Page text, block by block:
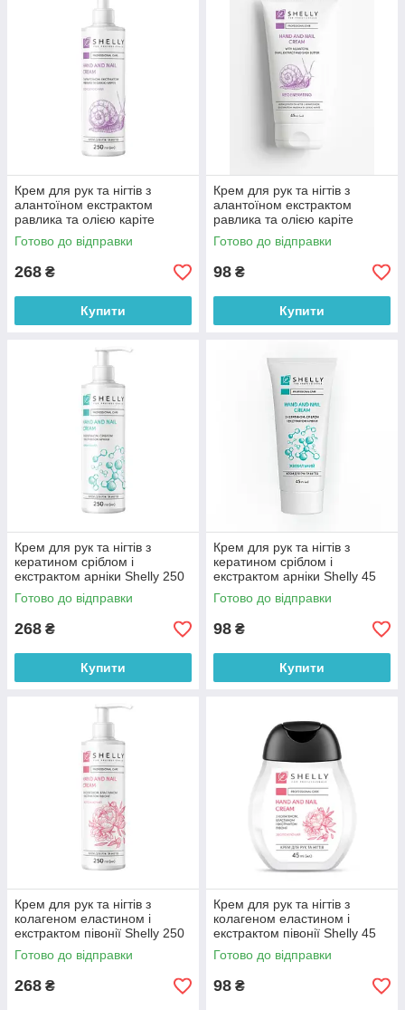
Крем для рук та нігтів з
алантоїном екстрактом
равлика та олією каріте
Shelly 250 мл
Готово до відправки
268 ₴
Купити
Крем для рук та нігтів з
алантоїном екстрактом
равлика та олією каріте
Shelly 45 мл
Готово до відправки
98 ₴
Купити
Крем для рук та нігтів з
кератином сріблом і
екстрактом арніки Shelly 250
мл
Готово до відправки
268 ₴
Купити
Крем для рук та нігтів з
кератином сріблом і
екстрактом арніки Shelly 45
мл
Готово до відправки
98 ₴
Купити
Крем для рук та нігтів з
колагеном еластином і
екстрактом півонії Shelly 250
мл
Готово до відправки
268 ₴
Крем для рук та нігтів з
колагеном еластином і
екстрактом півонії Shelly 45
мл
Готово до відправки
98 ₴